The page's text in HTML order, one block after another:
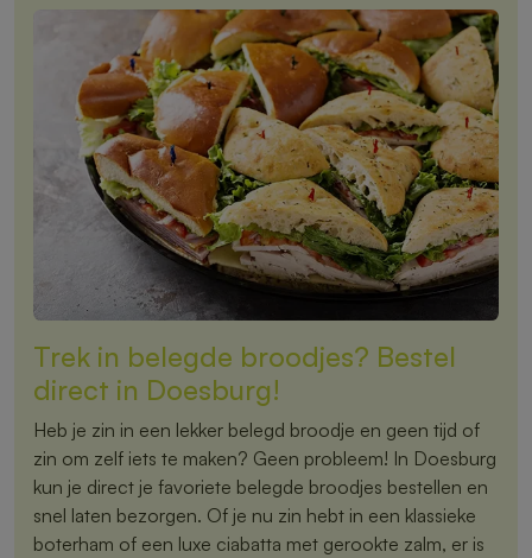
Trek in belegde broodjes? Bestel
direct in Doesburg!
Heb je zin in een lekker belegd broodje en geen tijd of
zin om zelf iets te maken? Geen probleem! In Doesburg
kun je direct je favoriete belegde broodjes bestellen en
snel laten bezorgen. Of je nu zin hebt in een klassieke
boterham of een luxe ciabatta met gerookte zalm, er is